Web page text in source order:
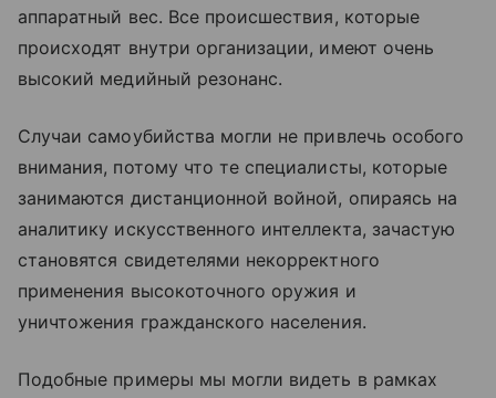
аппаратный вес. Все происшествия, которые
происходят внутри организации, имеют очень
высокий медийный резонанс.
Случаи самоубийства могли не привлечь особого
внимания, потому что те специалисты, которые
занимаются дистанционной войной, опираясь на
аналитику искусственного интеллекта, зачастую
становятся свидетелями некорректного
применения высокоточного оружия и
уничтожения гражданского населения.
Подобные примеры мы могли видеть в рамках